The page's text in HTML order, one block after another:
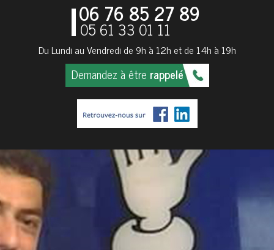
06 76 85 27 89
05 61 33 01 11
Du Lundi au Vendredi de 9h à 12h et de 14h à 19h
Demandez à être rappelé